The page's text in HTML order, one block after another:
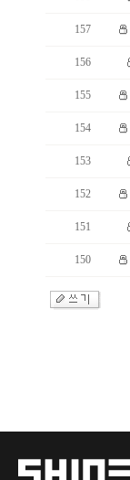
157
156
155
154
153
152
151
150